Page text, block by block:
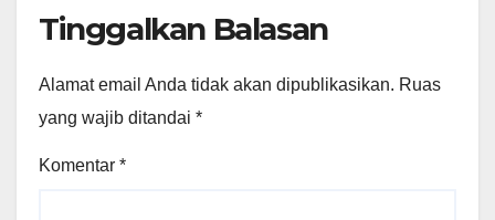
Tinggalkan Balasan
Alamat email Anda tidak akan dipublikasikan. Ruas
yang wajib ditandai *
Komentar *